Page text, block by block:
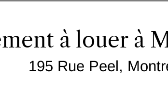
à louer à
195 Rue Peel,